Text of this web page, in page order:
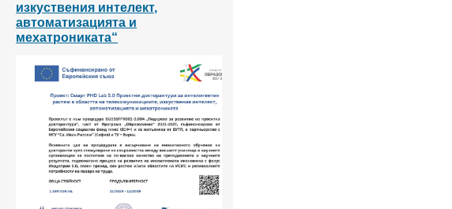
изкуствения интелект,
автоматизацията и
мехатрониката“